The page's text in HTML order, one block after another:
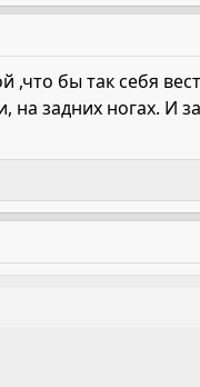
бы так себя
задних ногах. И